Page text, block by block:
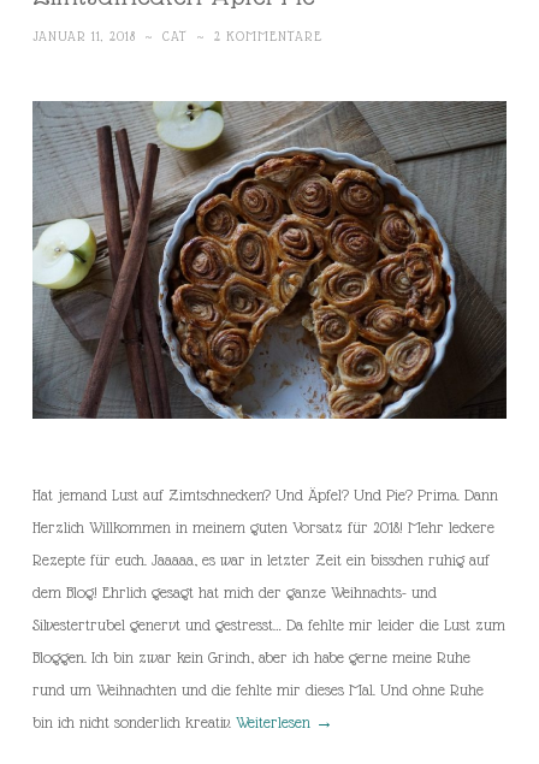
JANUAR 11, 2018 ~ CAT ~ 2 KOMMENTARE
Hat jemand Lust auf Zimtschnecken? Und Äpfel? Und Pie? Prima. Dann
Herzlich Willkommen in meinem guten Vorsatz für 2018! Mehr leckere
Rezepte für euch. Jaaaaa, es war in letzter Zeit ein bisschen ruhig auf
dem Blog! Ehrlich gesagt hat mich der ganze Weihnachts- und
Silvestertrubel genervt und gestresst… Da fehlte mir leider die Lust zum
Bloggen. Ich bin zwar kein Grinch, aber ich habe gerne meine Ruhe
rund um Weihnachten und die fehlte mir dieses Mal. Und ohne Ruhe
bin ich nicht sonderlich kreativ. Weiterlesen →